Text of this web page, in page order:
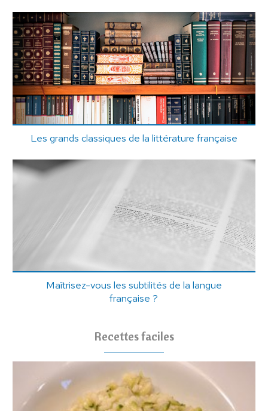
Les grands classiques de la littérature française
Maîtrisez-vous les subtilités de la langue
française ?
Recettes faciles